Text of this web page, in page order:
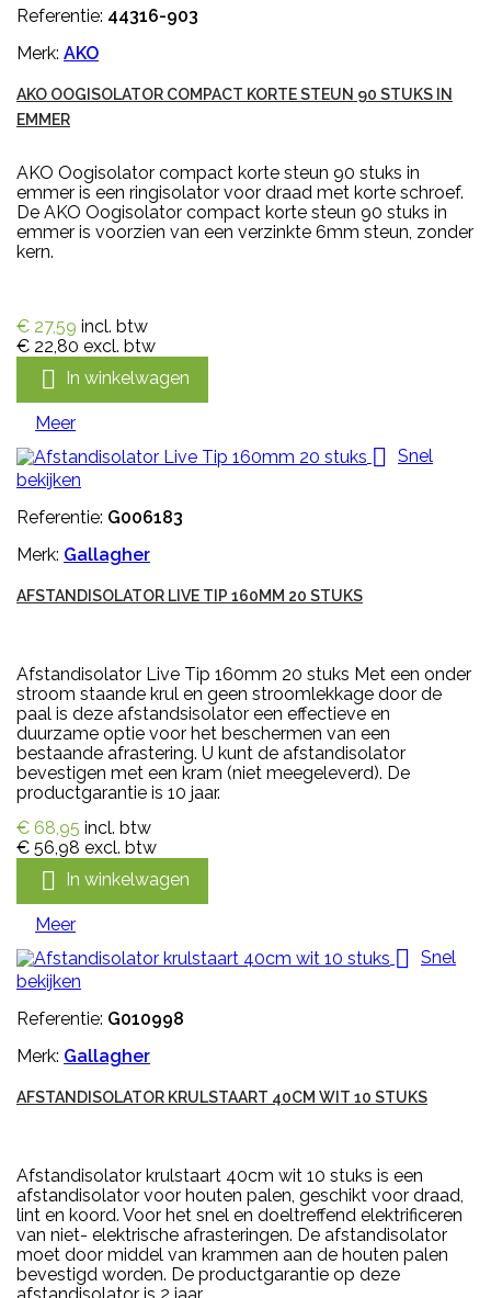
Referentie: 44316-903
Merk: AKO
AKO OOGISOLATOR COMPACT KORTE STEUN 90 STUKS IN
EMMER
AKO Oogisolator compact korte steun 90 stuks in
emmer is een ringisolator voor draad met korte schroef.
De AKO Oogisolator compact korte steun 90 stuks in
emmer is voorzien van een verzinkte 6mm steun, zonder
kern.
€ 27,59 incl. btw
€ 22,80 excl. btw
 In winkelwagen
Meer
 Snel
bekijken
Referentie: G006183
Merk: Gallagher
AFSTANDISOLATOR LIVE TIP 160MM 20 STUKS
Afstandisolator Live Tip 160mm 20 stuks Met een onder
stroom staande krul en geen stroomlekkage door de
paal is deze afstandsisolator een effectieve en
duurzame optie voor het beschermen van een
bestaande afrastering. U kunt de afstandisolator
bevestigen met een kram (niet meegeleverd). De
productgarantie is 10 jaar.
€ 68,95 incl. btw
€ 56,98 excl. btw
 In winkelwagen
Meer
 Snel
bekijken
Referentie: G010998
Merk: Gallagher
AFSTANDISOLATOR KRULSTAART 40CM WIT 10 STUKS
Afstandisolator krulstaart 40cm wit 10 stuks is een
afstandisolator voor houten palen, geschikt voor draad,
lint en koord. Voor het snel en doeltreffend elektrificeren
van niet- elektrische afrasteringen. De afstandisolator
moet door middel van krammen aan de houten palen
bevestigd worden. De productgarantie op deze
afstandisolator is 2 jaar